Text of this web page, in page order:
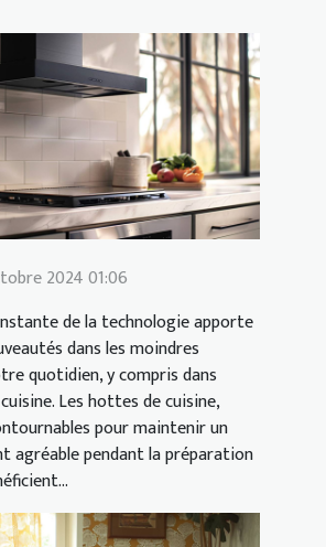
2024 01:06
de la technologie apporte
dans les moindres
quotidien, y compris dans
Les hottes de cuisine,
pour maintenir un
agréable pendant la préparation